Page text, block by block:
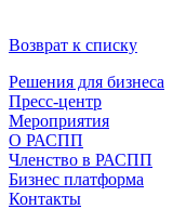
Возврат к списку
Решения для бизнеса
Пресс-центр
Мероприятия
О РАСПП
Членство в РАСПП
Бизнес платформа
Контакты